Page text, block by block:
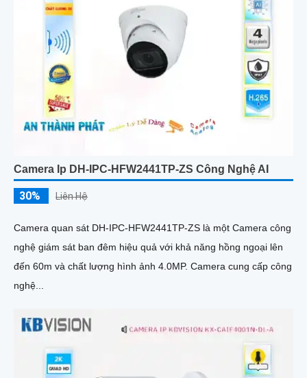
Camera Ip DH-IPC-HFW2441TP-ZS Công Nghệ AI
30% Liên Hệ
Camera quan sát DH-IPC-HFW2441TP-ZS là một Camera công
nghệ giám sát ban đêm hiệu quả với khả năng hồng ngoại lên
đến 60m và chất lượng hình ảnh 4.0MP. Camera cung cấp công
nghệ...